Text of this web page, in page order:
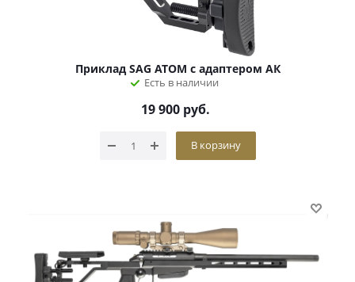
Приклад SAG ATOM с адаптером АК
Есть в наличии
19 900руб.
В корзину